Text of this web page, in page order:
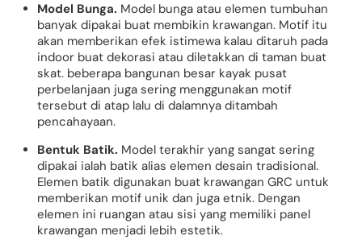
Model Bunga. Model bunga atau elemen tumbuhan
banyak dipakai buat membikin krawangan. Motif itu
akan memberikan efek istimewa kalau ditaruh pada
indoor buat dekorasi atau diletakkan di taman buat
skat. beberapa bangunan besar kayak pusat
perbelanjaan juga sering menggunakan motif
tersebut di atap lalu di dalamnya ditambah
pencahayaan.
Bentuk Batik. Model terakhir yang sangat sering
dipakai ialah batik alias elemen desain tradisional.
Elemen batik digunakan buat krawangan GRC untuk
memberikan motif unik dan juga etnik. Dengan
elemen ini ruangan atau sisi yang memiliki panel
krawangan menjadi lebih estetik.